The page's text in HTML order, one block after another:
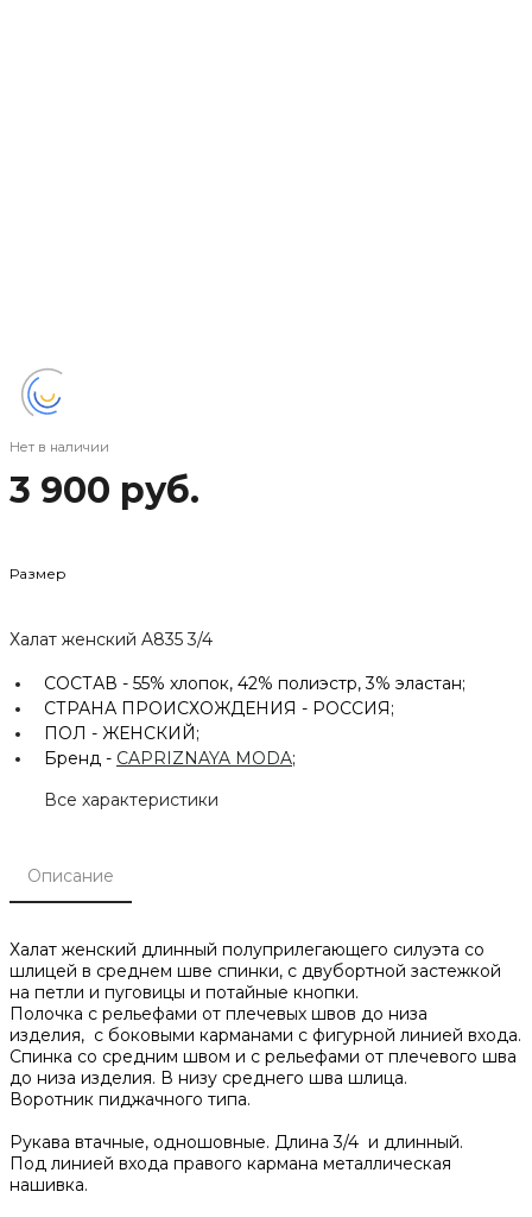
Нет в наличии
3 900 руб.
Размер
Халат женский A835 3/4
СОСТАВ - 55% хлопок, 42% полиэстр, 3% эластан;
СТРАНА ПРОИСХОЖДЕНИЯ - РОССИЯ;
ПОЛ - ЖЕНСКИЙ;
Бренд - CAPRIZNAYA MODA;
Все характеристики
Описание
Халат женский длинный полуприлегающего силуэта со
шлицей в среднем шве спинки, с двубортной застежкой
на петли и пуговицы и потайные кнопки.
Полочка с рельефами от плечевых швов до низа
изделия, с боковыми карманами с фигурной линией входа.
Спинка со средним швом и с рельефами от плечевого шва
до низа изделия. В низу среднего шва шлица.
Воротник пиджачного типа.
Рукава втачные, одношовные. Длина 3/4 и длинный.
Под линией входа правого кармана металлическая
нашивка.